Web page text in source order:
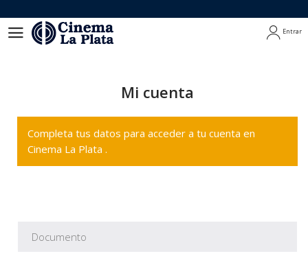
Entrar
Mi cuenta
Completa tus datos para acceder a tu cuenta en
Cinema La Plata .